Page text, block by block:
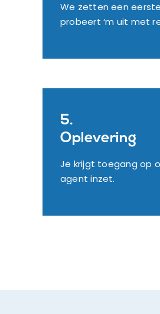
We zetten een
probeert ‘m uit met
5.
Oplevering
Je krijgt toegang op
agent inzet.